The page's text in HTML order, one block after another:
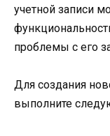
учетной записи
проблемы с его
Для создания
выполните